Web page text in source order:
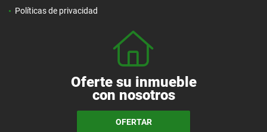
Políticas de privacidad
Oferte su inmueble
con nosotros
OFERTAR